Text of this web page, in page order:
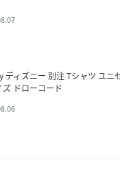
ディズニー 別注 Tシャツ ユニ
ズ ドローコード